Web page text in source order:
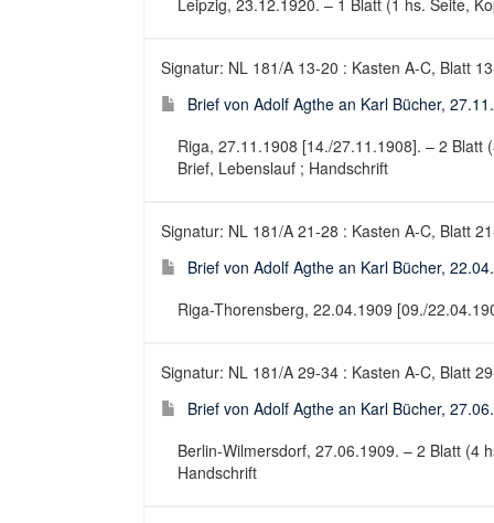
Leipzig, 23.12.1920. – 1 Blatt (1 hs. Seite,
Signatur: NL 181/A 13-20 : Kasten A-C, Blatt
Brief von Adolf Agthe an Karl Bücher,
Riga, 27.11.1908 [14./27.11.1908]. – 2 Blatt
Brief, Lebenslauf ; Handschrift
Signatur: NL 181/A 21-28 : Kasten A-C, Blatt
Brief von Adolf Agthe an Karl Bücher,
Riga-Thorensberg, 22.04.1909 [09./
Signatur: NL 181/A 29-34 : Kasten A-C, Blatt
Brief von Adolf Agthe an Karl Bücher,
Berlin-Wilmersdorf, 27.06.1909. – 2 Blatt (4
Handschrift